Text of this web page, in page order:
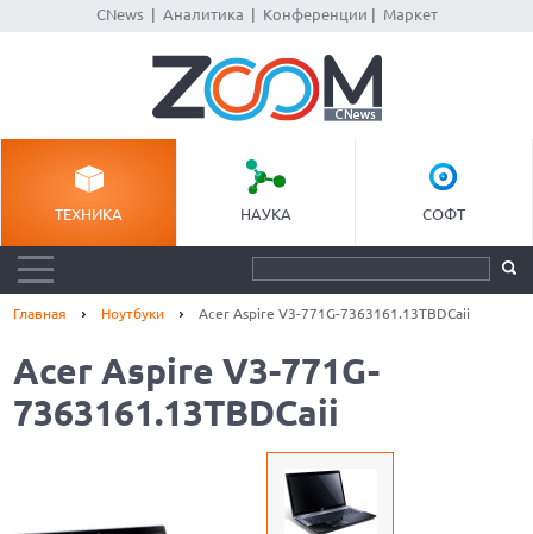
CNews| Аналитика Конференции Маркет
ТЕХНИКА НАУКА СОФТ
Главная Ноутбуки Acer Aspire V3-771G-7363161.13TBDCaii
Acer Aspire V3-771G-
7363161.13TBDCaii